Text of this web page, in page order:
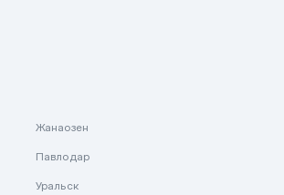
Жанаозен
Павлодар
Уральск